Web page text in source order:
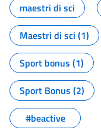
maestri di sci
Maestri di sci (1)
Sport bonus (1)
Sport Bonus (2)
#beactive